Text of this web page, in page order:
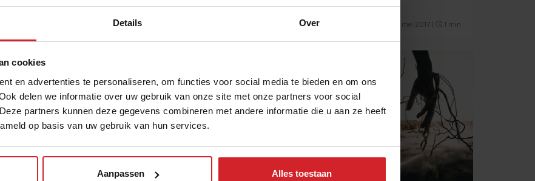
Details Over
cookies
en advertenties te personaliseren, om functies voor social media te bieden en om ons
delen we informatie over uw gebruik van onze site met onze partners voor social
partners kunnen deze gegevens combineren met andere informatie die u aan ze heeft
op basis van uw gebruik van hun services.
Aanpassen Alles toestaan
1 mei 2017 1 min